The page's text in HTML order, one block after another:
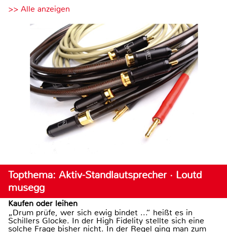
>> Alle anzeigen
Topthema: Aktiv-Standlautsprecher · Loutd
musegg
Kaufen oder leihen
„Drum prüfe, wer sich ewig bindet ...“ heißt es in
Schillers Glocke. In der High Fidelity stellte sich eine
solche Frage bisher nicht. In der Regel ging man zum